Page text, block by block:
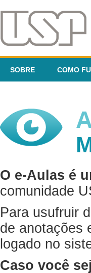
SOBRE COMO
O e-Aulas é
comunidade
Para usufruir
de anotações
logado no
Caso você